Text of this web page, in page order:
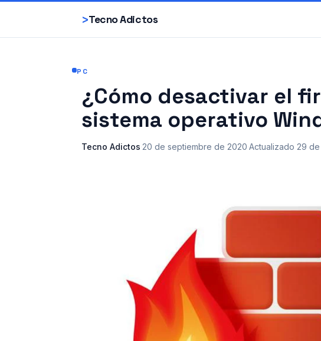
>Tecno Adictos
PC
¿Cómo desactivar el
sistema operativo
Tecno Adictos·20 de septiembre de 2020·Actualizado 29